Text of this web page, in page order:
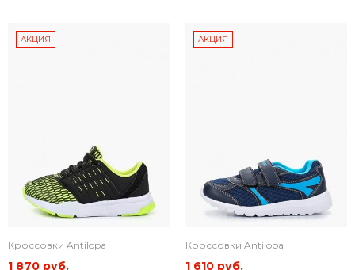
АКЦИЯ
Кроссовки Antilopa
1 870 руб.
АКЦИЯ
Кроссовки Antilopa
1 610 руб.